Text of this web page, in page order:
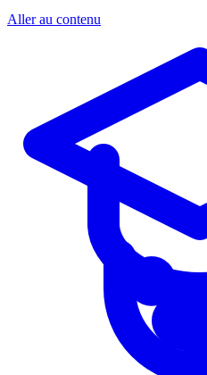
Aller au contenu